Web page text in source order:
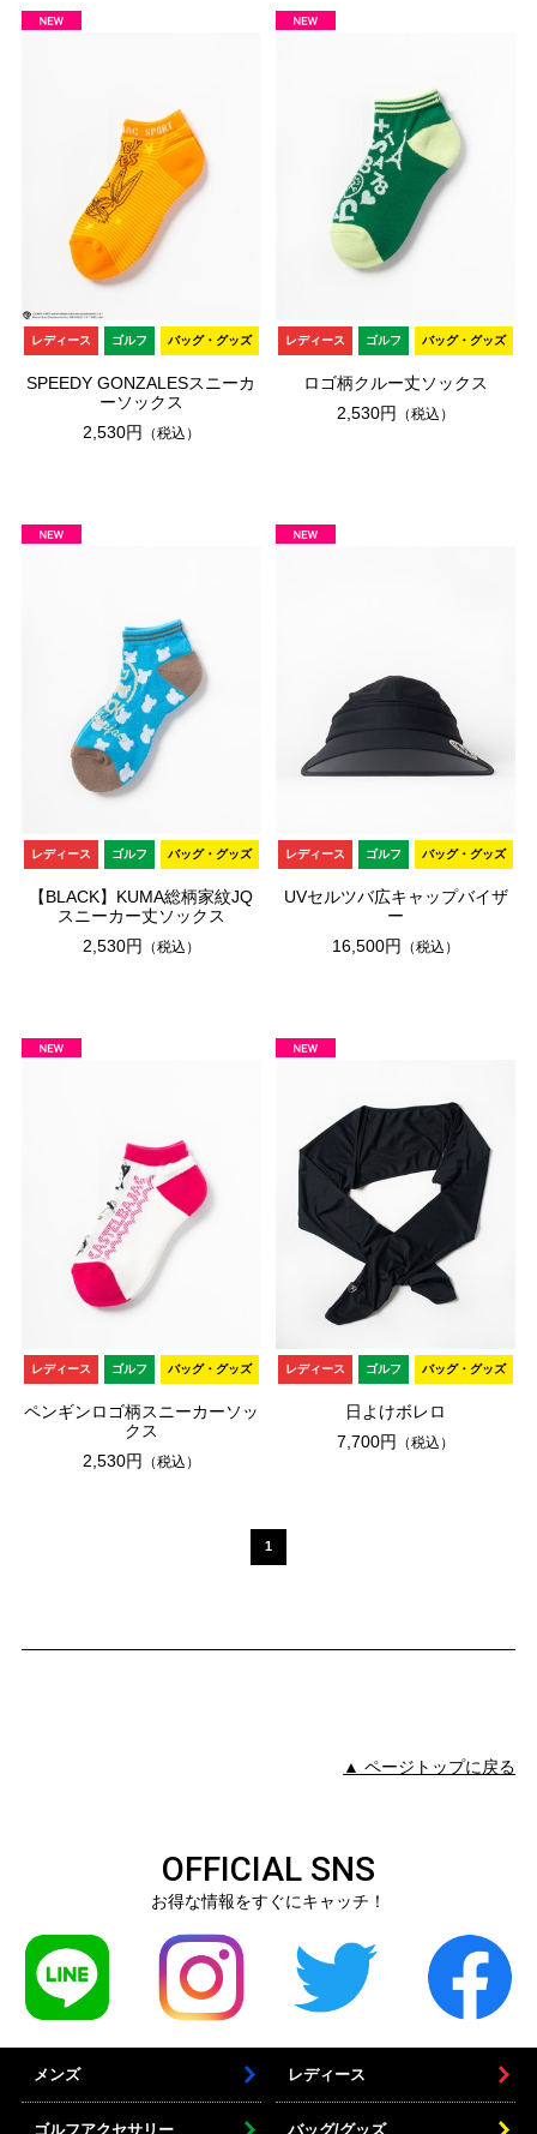
レディース ゴルフ バッグ・グッズ
SPEEDY GONZALESスニーカ
ーソックス
2,530円
（税込）
レディース ゴルフ バッグ・グッズ
ロゴ柄クルー丈ソックス
2,530円
（税込）
レディース ゴルフ バッグ・グッズ
【BLACK】KUMA総柄家紋JQ
スニーカー丈ソックス
2,530円
（税込）
レディース ゴルフ バッグ・グッズ
UVセルツバ広キャップバイザ
ー
16,500円
（税込）
レディース ゴルフ バッグ・グッズ
ペンギンロゴ柄スニーカーソッ
クス
2,530円
（税込）
レディース ゴルフ バッグ・グッズ
日よけボレロ
7,700円
（税込）
1
▲ ページトップに戻る
OFFICIAL SNS
お得な情報をすぐにキャッチ！
メンズ レディース
ゴルフアクセサリー バッグ/グッズ